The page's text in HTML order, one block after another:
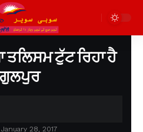
ਲਈ>ਨਜ਼ਰੀਆ view>ਮੋਦੀ ਵੱਲੋਂ ਸਿਰਜਿਆ ਤਲਿਸਮ ਟੁੱਟ ਰਿਹਾ ਹੈ ! – ਹਰਜਿੰਦਰ ਸਿੰਘਗੁਲਪੁਰ
ਟੁੱਟ ਰਿਹਾ ਹੈ
28, 2017